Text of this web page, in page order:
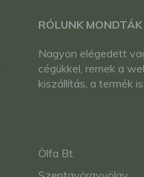
RÓLUNK MONDTÁK
Nagyon elégedett
cégükkel, remek a
kiszállítás, a termék is.
Ölfa Bt.